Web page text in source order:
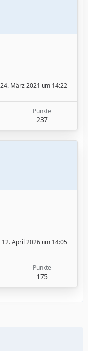
24. März 2021 um 14:22
Punkte
237
12. April 2026 um 14:05
Punkte
175